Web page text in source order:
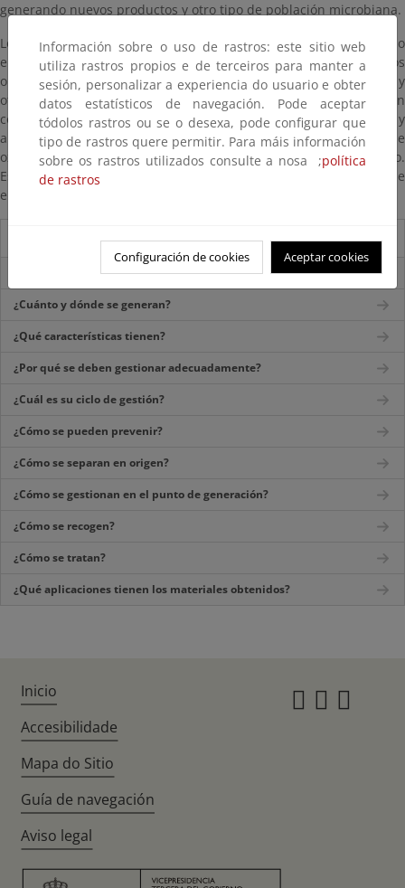
generando nuevos productos y otro tipo de población microbiana.
Los residuos vegetales leñosos (poda) son un material necesario
en los tratamientos de compostaje de la FORS (y de otros residuos
orgánicos como los lodos de depuradora, residuos ganaderos y
otros residuos orgánicos de origen industrial) ya que funcionan
como material estructurante (favorece la relación C/N adecuada y
aporta estructura a la mezcla para facilitar la presencia de
oxigeno en el proceso), que favorece las condiciones del proceso.
Esta fracción también puede utilizarse como biomasa combustible
en procesos de generación de energía.
¿Qué son los biorresiduos domésticos?
¿Cuánto y dónde se generan?
¿Qué características tienen?
¿Por qué se deben gestionar adecuadamente?
¿Cuál es su ciclo de gestión?
¿Cómo se pueden prevenir?
¿Cómo se separan en origen?
¿Cómo se gestionan en el punto de generación?
¿Cómo se recogen?
¿Cómo se tratan?
¿Qué aplicaciones tienen los materiales obtenidos?
Información sobre o uso de rastros: este sitio web
utiliza rastros propios e de terceiros para manter a
sesión, personalizar a experiencia do usuario e obter
datos estatísticos de navegación. Pode aceptar
tódolos rastros ou se o desexa, pode configurar que
tipo de rastros quere permitir. Para máis información
sobre os rastros utilizados consulte a nosa ;política
de rastros
Configuración de cookies Aceptar cookies
Inicio
Accesibilidade
Mapa do Sitio
Guía de navegación
Aviso legal